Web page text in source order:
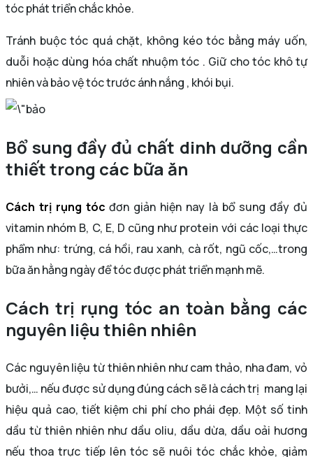
tóc phát triển chắc khỏe.
Tránh buộc tóc quá chặt, không kéo tóc bằng máy uốn,
duỗi hoặc dùng hóa chất nhuộm tóc . Giữ cho tóc khô tự
nhiên và bảo vệ tóc trước ánh nắng , khói bụi.
Bổ sung đầy đủ chất dinh dưỡng cần
thiết trong các bữa ăn
Cách trị rụng tóc đơn giản hiện nay là bổ sung đầy đủ
vitamin nhóm B, C, E, D cũng như protein với các loại thực
phẩm như: trứng, cá hồi, rau xanh, cà rốt, ngũ cốc,…trong
bữa ăn hằng ngày để tóc được phát triển mạnh mẽ.
Cách trị rụng tóc an toàn bằng các
nguyên liệu thiên nhiên
Các nguyên liệu từ thiên nhiên như cam thảo, nha đam, vỏ
bưởi,… nếu được sử dụng đúng cách sẽ là cách trị mang lại
hiệu quả cao, tiết kiệm chi phí cho phái đẹp. Một số tinh
dầu từ thiên nhiên như dầu oliu, dầu dừa, dầu oải hương
nếu thoa trực tiếp lên tóc sẽ nuôi tóc chắc khỏe, giảm